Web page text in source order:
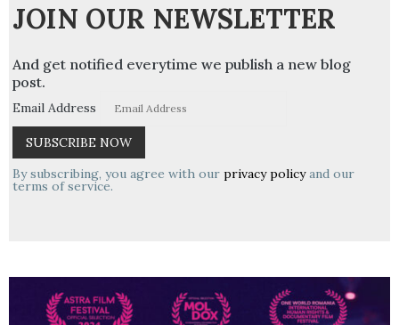
JOIN OUR NEWSLETTER
And get notified everytime we publish a new blog
post.
Email Address
By subscribing, you agree with our privacy policyand our
terms of service.